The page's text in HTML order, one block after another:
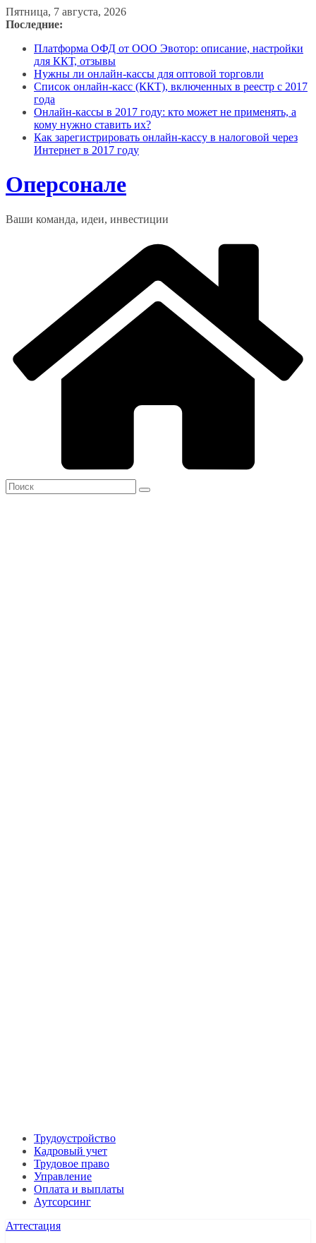
Перейти
к
Пятница, 7 августа, 2026
Последние:
Платформа ОФД от ООО Эвотор: описание, настройки
для ККТ, отзывы
Нужны ли онлайн-кассы для оптовой торговли
Список онлайн-касс (ККТ), включенных в реестр с 2017
года
Онлайн-кассы в 2017 году: кто может не применять, а
кому нужно ставить их?
Как зарегистрировать онлайн-кассу в налоговой через
Интернет в 2017 году
Оперсонале
Ваши команда, идеи, инвестиции
Трудоустройство
Кадровый учет
Трудовое право
Управление
Оплата и выплаты
Аутсорсинг
Аттестация